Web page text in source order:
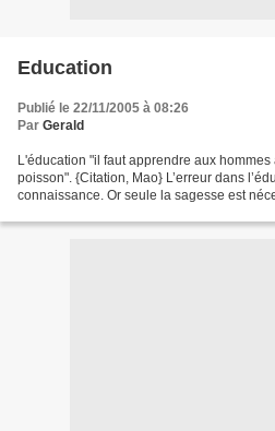
Education
Publié le 22/11/2005 à 08:26
Par Gerald
L'éducation "il faut apprendre aux
poisson". {Citation, Mao} L’erreur dans
connaissance. Or seule la sagesse est